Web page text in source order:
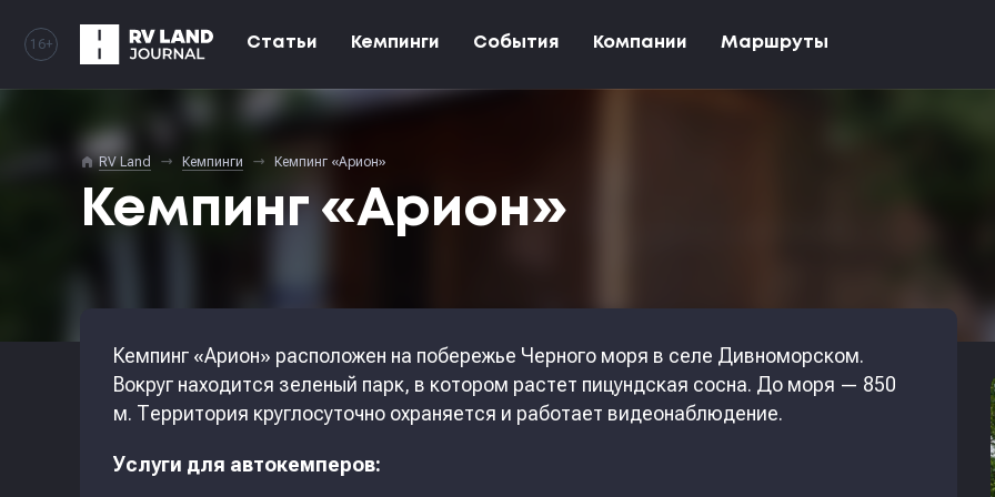
Статьи Кемпинги События Компании Маршруты
16+
home RV Land Кемпинги Кемпинг «Арион»
Кемпинг «Арион»
Кемпинг «Арион» расположен на побережье Черного моря в селе Дивноморском.
Вокруг находится зеленый парк, в котором растет пицундская сосна. До моря — 850
м. Территория круглосуточно охраняется и работает видеонаблюдение.
Услуги для автокемперов: